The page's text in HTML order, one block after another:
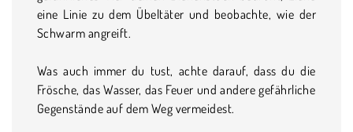
eine Linie zu dem Übeltäter und beobachte, wie der
Schwarm angreift.
Was auch immer du tust, achte darauf, dass du die
Frösche, das Wasser, das Feuer und andere gefährliche
Gegenstände auf dem Weg vermeidest.